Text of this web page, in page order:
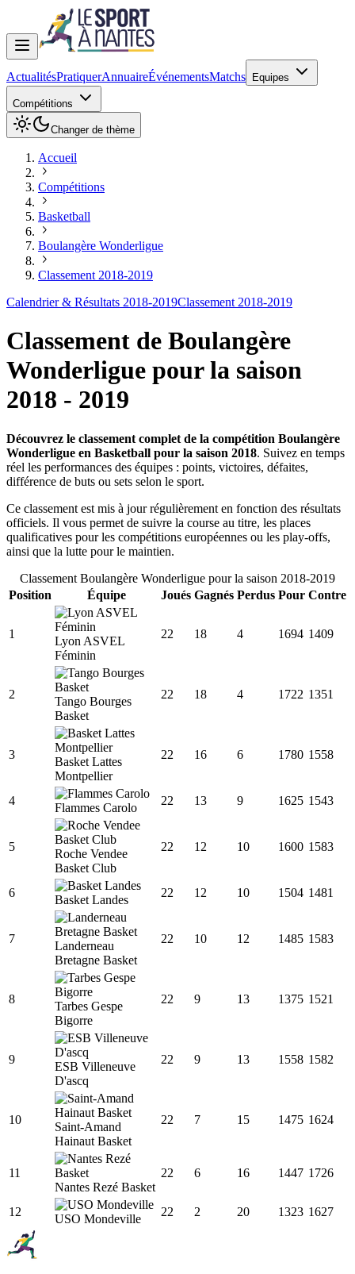
ActualitésPratiquerAnnuaireÉvénementsMatchs Equipes
Compétitions
Changer de thème
Accueil
Compétitions
Basketball
Boulangère Wonderligue
Classement 2018-2019
Calendrier & Résultats 2018-2019Classement 2018-2019
Classement de Boulangère
Wonderligue pour la saison
2018 - 2019
Découvrez le classement complet de la compétition Boulangère
Wonderligue en Basketball pour la saison 2018. Suivez en temps
réel les performances des équipes : points, victoires, défaites,
différence de buts ou sets selon le sport.
Ce classement est mis à jour régulièrement en fonction des résultats
officiels. Il vous permet de suivre la course au titre, les places
qualificatives pour les compétitions européennes ou les play-offs,
ainsi que la lutte pour le maintien.
Classement Boulangère Wonderligue pour la saison 2018-2019
Position
Équipe Joués Gagnés Perdus Pour Contre
1
Lyon ASVEL
Féminin
22 18 4 1694 1409
2
Tango Bourges
Basket
22 18 4 1722 1351
3
Basket Lattes
Montpellier
22 16 6 1780 1558
4
Flammes Carolo
22 13 9 1625 1543
5
Roche Vendee
Basket Club
22 12 10 1600 1583
6
Basket Landes
22 12 10 1504 1481
7
Landerneau
Bretagne Basket
22 10 12 1485 1583
8
Tarbes Gespe
Bigorre
22 9 13 1375 1521
9
ESB Villeneuve
D'ascq
22 9 13 1558 1582
10
Saint-Amand
Hainaut Basket
22 7 15 1475 1624
11
Nantes Rezé Basket
22 6 16 1447 1726
12
USO Mondeville
22 2 20 1323 1627